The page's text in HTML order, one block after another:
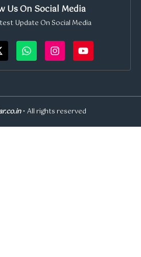
Us On Social Media
Update On Social Media
• All rights reserved